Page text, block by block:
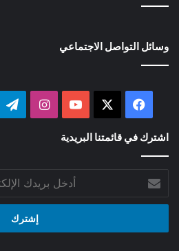
وسائل التواصل الاجتماعي
فيسبوك ‫YouTubeانستقرام
اشترك في قائمتنا البريدية
بريدك
الإلكتروني